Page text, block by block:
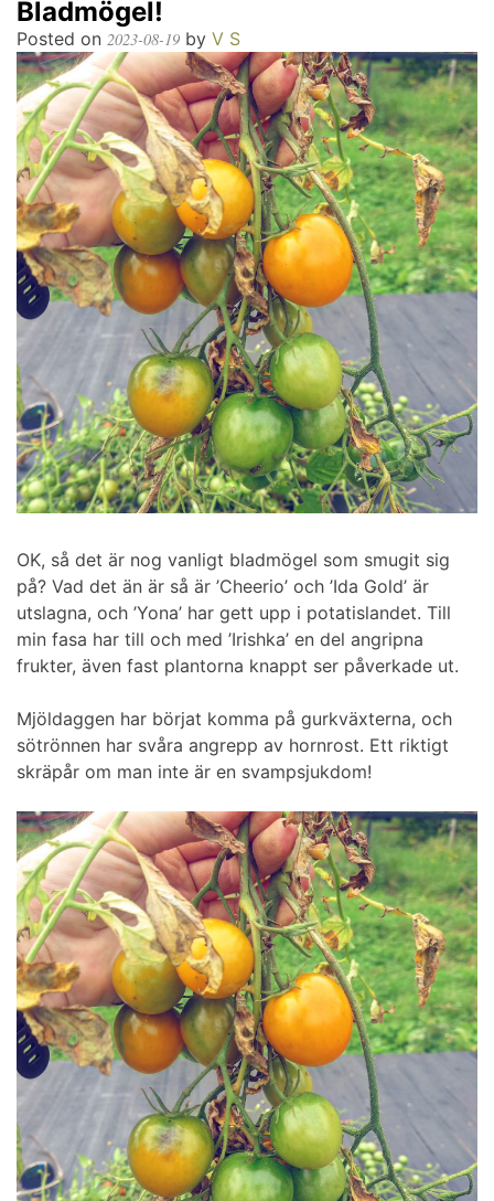
Bladmögel!
Posted on 2023-08-19 by V S
OK, så det är nog vanligt bladmögel som smugit sig
på? Vad det än är så är ’Cheerio’ och ’Ida Gold’ är
utslagna, och ’Yona’ har gett upp i potatislandet. Till
min fasa har till och med ’Irishka’ en del angripna
frukter, även fast plantorna knappt ser påverkade ut.
Mjöldaggen har börjat komma på gurkväxterna, och
sötrönnen har svåra angrepp av hornrost. Ett riktigt
skräpår om man inte är en svampsjukdom!